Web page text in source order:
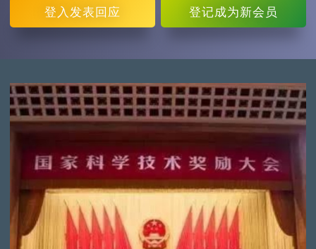
登入 发表回应 登记成为新会员